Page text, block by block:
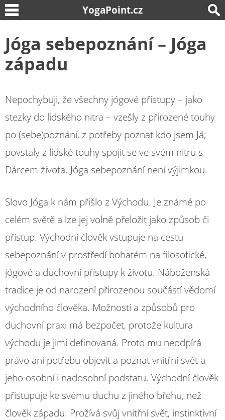
YogaPoint.cz
Jóga sebepoznání – Jóga
západu
Nepochybuji, že všechny jógové přístupy – jako
stezky do lidského nitra – vzešly z přirozené touhy
po (sebe)poznání, z potřeby poznat kdo jsem Já;
povstaly z lidské touhy spojit se ve svém nitru s
Dárcem života. Jóga sebepoznání není výjimkou.
Slovo Jóga k nám přišlo z Východu. Je známé po
celém světě a lze jej volně přeložit jako způsob či
přístup. Východní člověk vstupuje na cestu
sebepoznání v prostředí bohatém na filosofické,
jógové a duchovní přístupy k životu. Náboženská
tradice je od narození přirozenou součástí vědomí
východního člověka. Možností a způsobů pro
duchovní praxi má bezpočet, protože kultura
východu je jimi definovaná. Proto mu neodpírá
právo ani potřebu objevit a poznat vnitřní svět a
jeho osobní i nadosobní podstatu. Východní člověk
přistupuje ke svému duchu z jiného břehu, než
člověk západu. Prožívá svůj vnitřní svět, instinktivní